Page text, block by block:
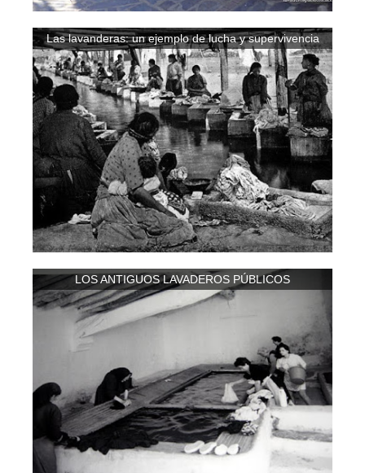
Las lavanderas: un ejemplo de lucha y supervivencia
LOS ANTIGUOS LAVADEROS PÚBLICOS